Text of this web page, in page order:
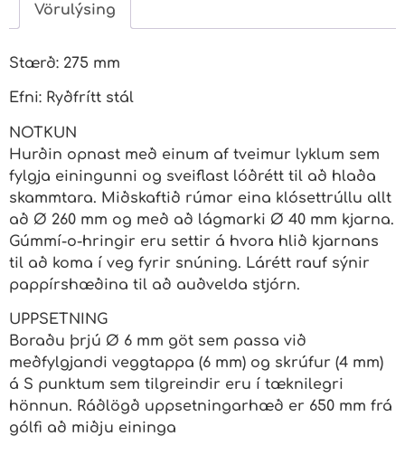
Vörulýsing
Stærð: 275 mm
Efni: Ryðfrítt stál
NOTKUN
Hurðin opnast með einum af tveimur lyklum sem
fylgja einingunni og sveiflast lóðrétt til að hlaða
skammtara. Miðskaftið rúmar eina klósettrúllu allt
að Ø 260 mm og með að lágmarki Ø 40 mm kjarna.
Gúmmí-o-hringir eru settir á hvora hlið kjarnans
til að koma í veg fyrir snúning. Lárétt rauf sýnir
pappírshæðina til að auðvelda stjórn.
UPPSETNING
Boraðu þrjú Ø 6 mm göt sem passa við
meðfylgjandi veggtappa (6 mm) og skrúfur (4 mm)
á S punktum sem tilgreindir eru í tæknilegri
hönnun. Ráðlögð uppsetningarhæð er 650 mm frá
gólfi að miðju eininga